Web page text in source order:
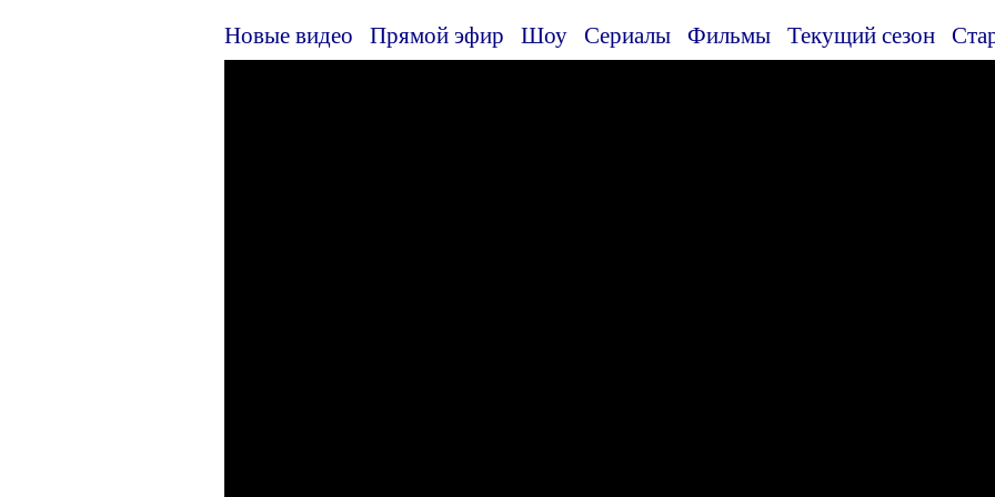
Новые видео Прямой эфир Шоу Сериалы Фильмы Текущий сезон